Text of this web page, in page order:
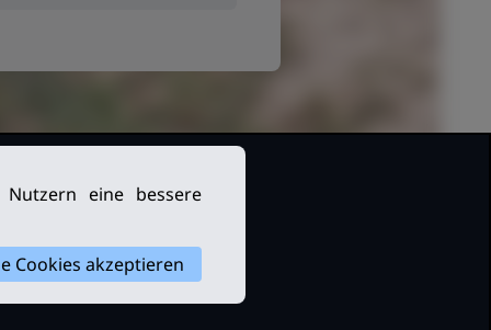
eine bessere
Cookies akzeptieren